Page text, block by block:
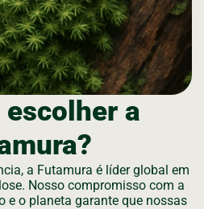
a
a Futamura é líder global em
Nosso compromisso com a
e o planeta garante que nossas